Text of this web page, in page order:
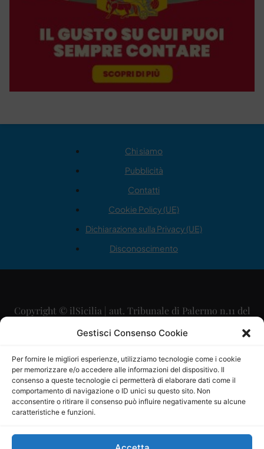
Gestisci Consenso Cookie
Per fornire le migliori esperienze, utilizziamo tecnologie come i cookie
per memorizzare e/o accedere alle informazioni del dispositivo. Il
consenso a queste tecnologie ci permetterà di elaborare dati come il
comportamento di navigazione o ID unici su questo sito. Non
acconsentire o ritirare il consenso può influire negativamente su alcune
caratteristiche e funzioni.
Chi siamo
Pubblicità
Contatti
Cookie Policy (UE)
Dichiarazione sulla Privacy (UE)
Disconoscimento
Copyright © ilSicilia | aut. Tribunale di Palermo n.11 del
29/09/2015
Direttore Editoriale: Maurizio Scaglione
Direttore Responsabile: Maria Calabrese
P.IVA: 06334930820